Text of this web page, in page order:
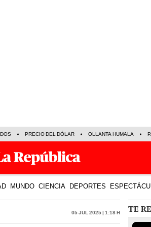
PRECIO DEL DÓLAR OLLANTA HUMALA
MUNDO CIENCIA DEPORTES
05 Jul 2025 | 1:18 h TE